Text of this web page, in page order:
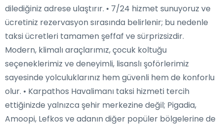
dilediğiniz adrese ulaştırır. • 7/24 hizmet sunuyoruz ve
ücretiniz rezervasyon sırasında belirlenir; bu nedenle
taksi ücretleri tamamen şeffaf ve sürprizsizdir.
Modern, klimalı araçlarımız, çocuk koltuğu
seçeneklerimiz ve deneyimli, lisanslı şoförlerimiz
sayesinde yolculuklarınız hem güvenli hem de konforlu
olur. • Karpathos Havalimanı taksi hizmeti tercih
ettiğinizde yalnızca şehir merkezine değil; Pigadia,
Amoopi, Lefkos ve adanın diğer popüler bölgelerine de